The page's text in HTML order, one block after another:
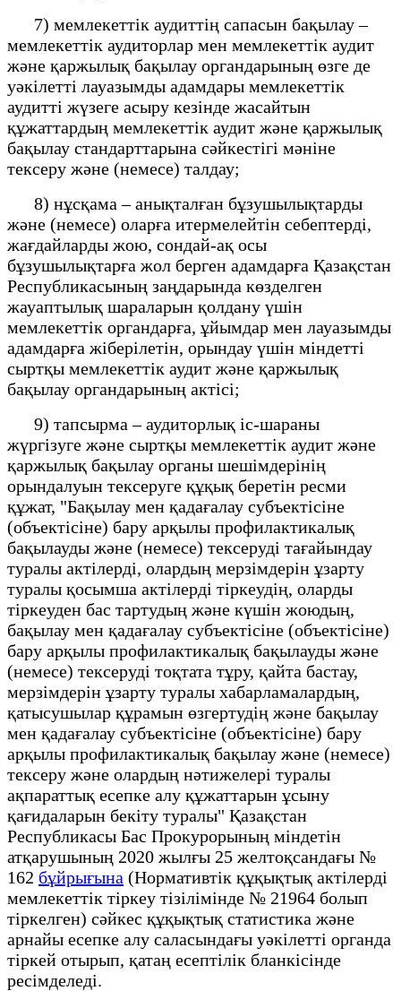
7) мемлекеттік аудиттің сапасын бақылау –
мемлекеттік аудиторлар мен мемлекеттік аудит
және қаржылық бақылау органдарының өзге де
уәкілетті лауазымды адамдары мемлекеттік
аудитті жүзеге асыру кезінде жасайтын
құжаттардың мемлекеттік аудит және қаржылық
бақылау стандарттарына сәйкестігі мәніне
тексеру және (немесе) талдау;
8) нұсқама – анықталған бұзушылықтарды
және (немесе) оларға итермелейтін себептерді,
жағдайларды жою, сондай-ақ осы
бұзушылықтарға жол берген адамдарға Қазақстан
Республикасының заңдарында көзделген
жауаптылық шараларын қолдану үшін
мемлекеттік органдарға, ұйымдар мен лауазымды
адамдарға жіберілетін, орындау үшін міндетті
сыртқы мемлекеттік аудит және қаржылық
бақылау органдарының актісі;
9) тапсырма – аудиторлық іс-шараны
жүргізуге және сыртқы мемлекеттік аудит және
қаржылық бақылау органы шешімдерінің
орындалуын тексеруге құқық беретін ресми
құжат, "Бақылау мен қадағалау субъектісіне
(объектісіне) бару арқылы профилактикалық
бақылауды және (немесе) тексеруді тағайындау
туралы актілерді, олардың мерзімдерін ұзарту
туралы қосымша актілерді тіркеудің, оларды
тіркеуден бас тартудың және күшін жоюдың,
бақылау мен қадағалау субъектісіне (объектісіне)
бару арқылы профилактикалық бақылауды және
(немесе) тексеруді тоқтата тұру, қайта бастау,
мерзімдерін ұзарту туралы хабарламалардың,
қатысушылар құрамын өзгертудің және бақылау
мен қадағалау субъектісіне (объектісіне) бару
арқылы профилактикалық бақылау және (немесе)
тексеру және олардың нәтижелері туралы
ақпараттық есепке алу құжаттарын ұсыну
қағидаларын бекіту туралы" Қазақстан
Республикасы Бас Прокурорының міндетін
атқарушының 2020 жылғы 25 желтоқсандағы №
162 бұйрығына (Нормативтік құқықтық актілерді
мемлекеттік тіркеу тізілімінде № 21964 болып
тіркелген) сәйкес құқықтық статистика және
арнайы есепке алу саласындағы уәкілетті органда
тіркей отырып, қатаң есептілік бланкісінде
ресімделеді.